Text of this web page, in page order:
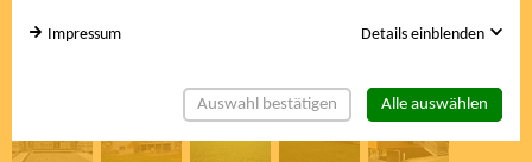
Details einblenden
Impressum
Auswahl bestätigen Alle auswählen